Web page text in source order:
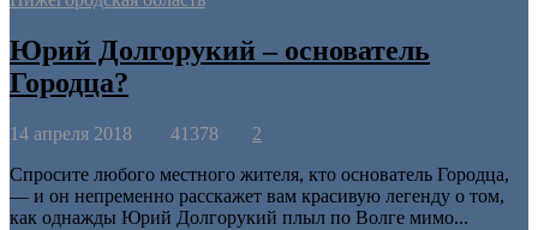
Юрий Долгорукий – основатель
Городца?
14 апреля 2018 41378 2
Спросите любого местного жителя, кто основатель Городца,
— и он непременно расскажет вам красивую легенду о том,
как однажды Юрий Долгорукий плыл по Волге мимо...